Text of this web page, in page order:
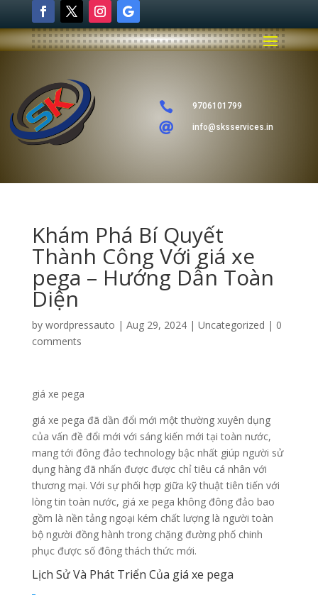
 9706101799
 info@sksservices.in
Khám Phá Bí Quyết
Thành Công Với giá xe
pega – Hướng Dẫn Toàn
Diện
by wordpressauto | Aug 29, 2024| Uncategorized | 0
comments
giá xe pega
giá xe pega đã dần đổi mới một thường xuyên dụng
của vấn đề đổi mới với sáng kiến mới tại toàn nước,
mang tới đông đảo technology bậc nhất giúp người sử
dụng hàng đã nhấn được được chỉ tiêu cá nhân với
thương mại. Với sự phối hợp giữa kỹ thuật tiên tiến với
lòng tin toàn nước, giá xe pega không đông đảo bao
gồm là nền tảng ngoại kém chất lượng là người toàn
bộ người đồng hành trong chặng đường phố chinh
phục được số đông thách thức mới.
Lịch Sử Và Phát Triển Của giá xe pega